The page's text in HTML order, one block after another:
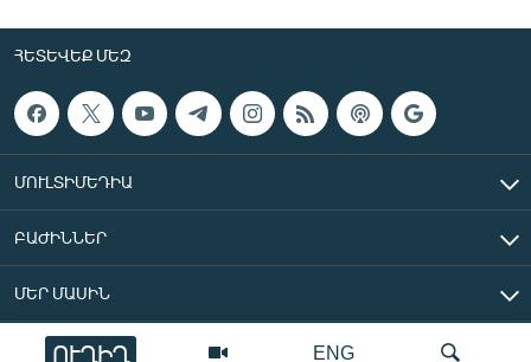
ENG
ՈՒՂԻՂ
ՀԵՏԵՎԵՔ ՄԵԶ
ՄՈՒԼՏԻՄԵԴԻԱ
ԲԱԺԻՆՆԵՐ
ՄԵՐ ՄԱՍԻՆ
«Ազատ Եվրոպա/Ազատություն» ռադիոկայան © 2026